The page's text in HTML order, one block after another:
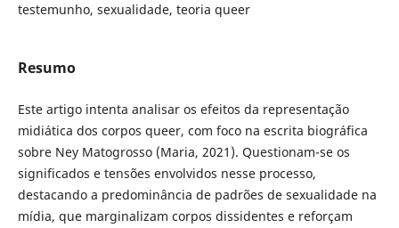
testemunho, sexualidade, teoria queer
Resumo
Este artigo intenta analisar os efeitos da representação
midiática dos corpos queer, com foco na escrita biográfica
sobre Ney Matogrosso (Maria, 2021). Questionam-se os
significados e tensões envolvidos nesse processo,
destacando a predominância de padrões de sexualidade na
mídia, que marginalizam corpos dissidentes e reforçam